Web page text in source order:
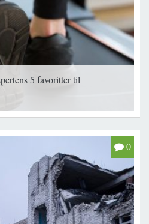
5 favoritter til
0